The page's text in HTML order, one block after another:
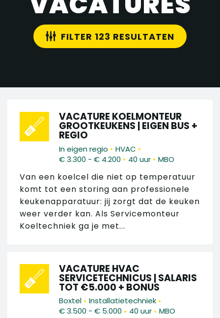
FILTER 123 RESULTATEN
VACATURE KOELMONTEUR
GROOTKEUKENS | EIGEN BUS +
REGIO
In eigen regio • HVAC •
€ 3.300 - € 4.200 • 40 uur • MBO
Van een koelcel die niet op temperatuur
komt tot een storing aan professionele
keukenapparatuur: jij zorgt dat de keuken
weer verder kan. Als Servicemonteur
Koeltechniek ga je met...
VACATURE HVAC
SERVICETECHNICUS | SALARIS
TOT €5.000 + BONUS
Boxtel • Installatietechniek •
€ 3.500 - € 5.000 • 40 uur • MBO